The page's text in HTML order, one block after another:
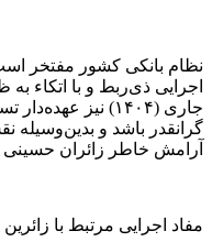
نظام بانکی کشور مفتخر
اجرایی ذی‌ربط و با اتکاء
جاری (۱۴۰۴) نیز
گرانقدر باشد و
آرامش خاطر زائران حسینی
مفاد اجرایی مرتبط با